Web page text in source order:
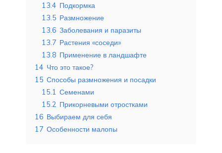
13.4 Подкормка
13.5 Размножение
13.6 Заболевания и паразиты
13.7 Растения «соседи»
13.8 Применение в ландшафте
14 Что это такое?
15 Способы размножения и посадки
15.1 Семенами
15.2 Прикорневыми отростками
16 Выбираем для себя
17 Особенности малопы